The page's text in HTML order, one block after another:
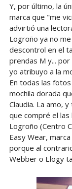
Y, por último, la
marca que "me
advirtió una
Logroño ya no
descontrol en el
prendas M y...
yo atribuyo a la
En todas las
mochila dorada
Claudia. La amo,
que compré el
Logroño (Centro
Easy Wear,
porque al
Webber o Elogy